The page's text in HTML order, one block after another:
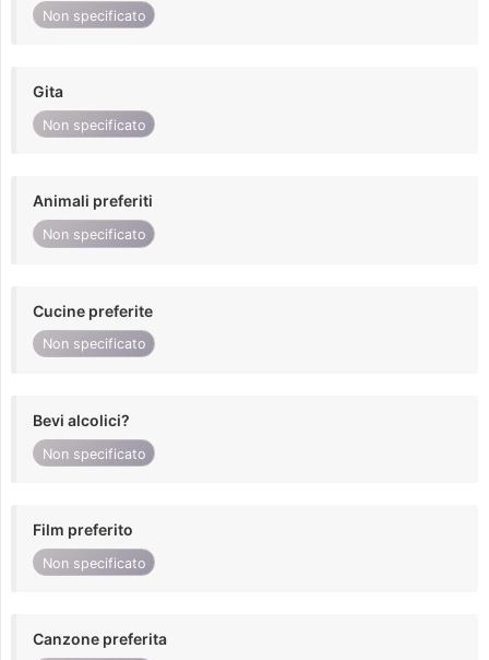
Non specificato
Gita
Non specificato
Animali preferiti
Non specificato
Cucine preferite
Non specificato
Bevi alcolici?
Non specificato
Film preferito
Non specificato
Canzone preferita